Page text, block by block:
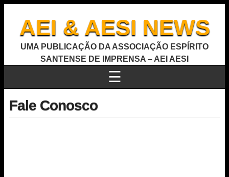
AEI & AESI NEWS
UMA PUBLICAÇÃO DA ASSOCIAÇÃO ESPÍRITO
SANTENSE DE IMPRENSA – AEI AESI
☰
Fale Conosco